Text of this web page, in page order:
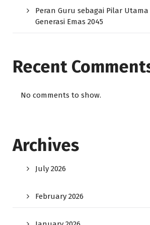
Peran Guru sebagai Pilar
Generasi Emas 2045
Recent
No comments to show.
Archives
July 2026
February 2026